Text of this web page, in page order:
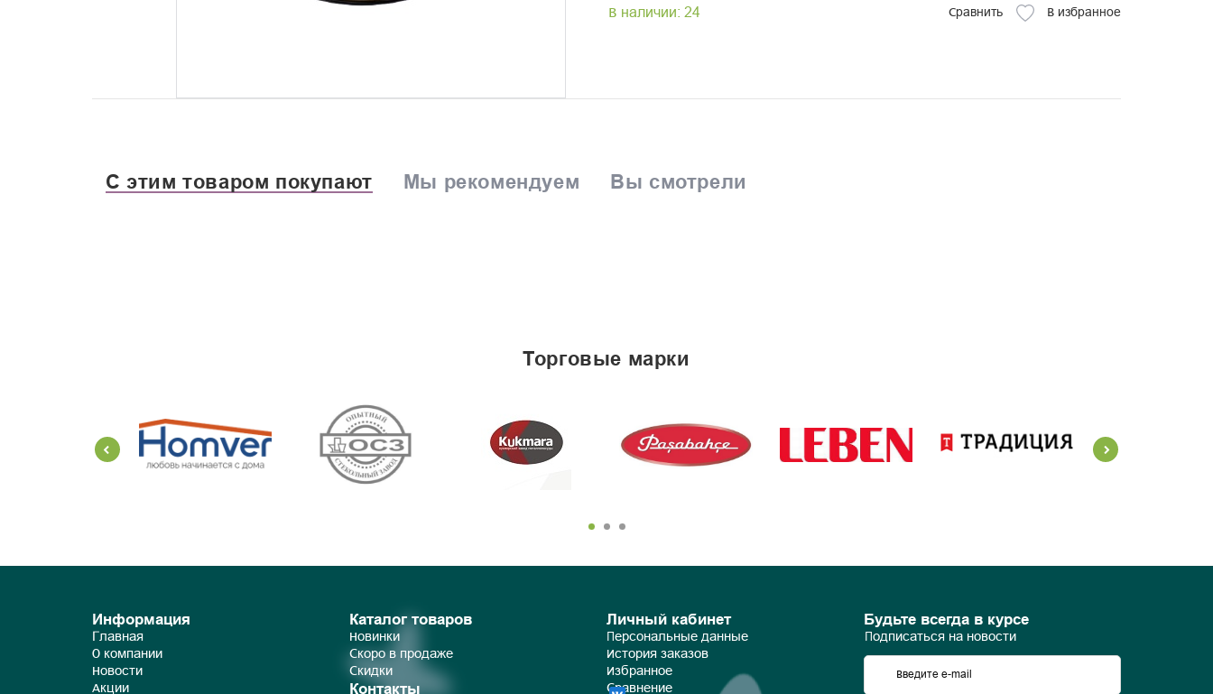
В наличии: 24 Сравнить В избранное
С этим товаром покупают Мы рекомендуем Вы смотрели
торговые марки
Информация
Главная
О компании
Новости
Акции
Каталог товаров
Новинки
Скоро в продаже
Скидки
Контакты
Личный кабинет
Персональные данные
История заказов
Избранное
Сравнение
Будьте всегда в курсе
Подписаться на новости